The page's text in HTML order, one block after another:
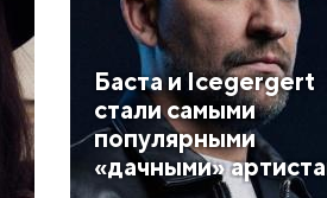
Баста и Icegergert
стали самыми
популярными
«дачными»